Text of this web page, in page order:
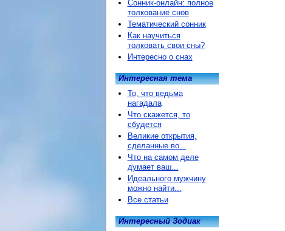
Сонник-онлайн: полное
толкование снов
Тематический сонник
Как научиться
толковать свои сны?
Интересно о снах
Интересная тема
То, что ведьма
нагадала
Что скажется, то
сбудется
Великие открытия,
сделанные во...
Что на самом деле
думает ваш...
Идеального мужчину
можно найти...
Все статьи
Интересный Зодиак